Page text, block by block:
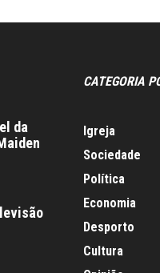
da
CATEGORIA
Igreja
Sociedade
Política
Economia
Desporto
Cultura